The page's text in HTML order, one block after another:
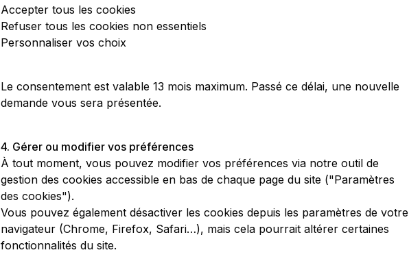
Accepter tous les cookies
Refuser tous les cookies non essentiels
Personnaliser vos choix
Le consentement est valable 13 mois maximum. Passé ce délai, une nouvelle
demande vous sera présentée.
4. Gérer ou modifier vos préférences
À tout moment, vous pouvez modifier vos préférences via notre outil de
gestion des cookies accessible en bas de chaque page du site ("Paramètres
des cookies").
Vous pouvez également désactiver les cookies depuis les paramètres de votre
navigateur (Chrome, Firefox, Safari…), mais cela pourrait altérer certaines
fonctionnalités du site.